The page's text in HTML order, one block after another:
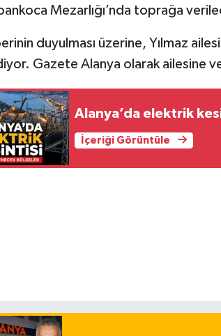
Mezarlığı’nda toprağa
duyulması üzerine, Yılmaz
Gazete Alanya olarak ailesine
Alanya’da elektrik
İçeriği Görüntüle